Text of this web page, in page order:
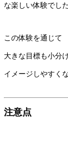
な楽しい体験でした
この体験を通じて
大きな目標も小分
イメージしやすく
注意点